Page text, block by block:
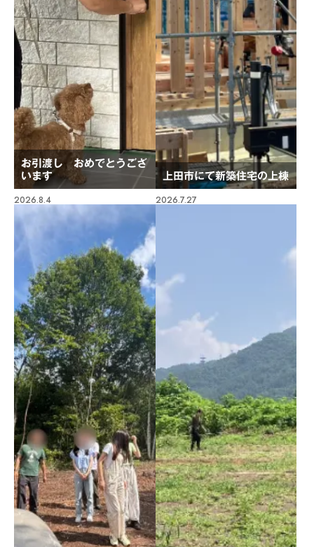
お引渡し おめでとうござ
います 上田市にて新築住宅の上棟
2026.8.4 2026.7.27